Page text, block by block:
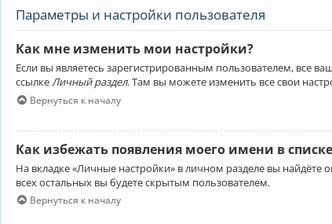
Параметры и настройки пользователя
Как мне изменить мои настройки?
Если вы являетесь зарегистрированным пользователем, все
ссылкеЛичный раздел. Там вы можете изменить все свои
Вернуться к началу
Как избежать появления моего имени в
На вкладке «Личные настройки» в личном разделе вы найдёте
всех остальных вы будете скрытым пользователем.
Вернуться к началу